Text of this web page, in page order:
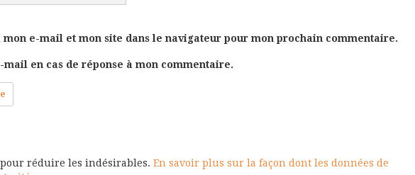
e-mail et mon site dans le navigateur pour mon prochain commentaire.
en cas de réponse à mon commentaire.
réduire les indésirables. En savoir plus sur la façon dont les données de